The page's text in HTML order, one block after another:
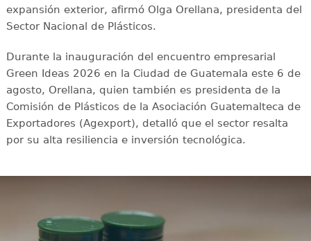
expansión exterior, afirmó Olga Orellana, presidenta del
Sector Nacional de Plásticos.
Durante la inauguración del encuentro empresarial
Green Ideas 2026 en la Ciudad de Guatemala este 6 de
agosto, Orellana, quien también es presidenta de la
Comisión de Plásticos de la Asociación Guatemalteca de
Exportadores (Agexport), detalló que el sector resalta
por su alta resiliencia e inversión tecnológica.